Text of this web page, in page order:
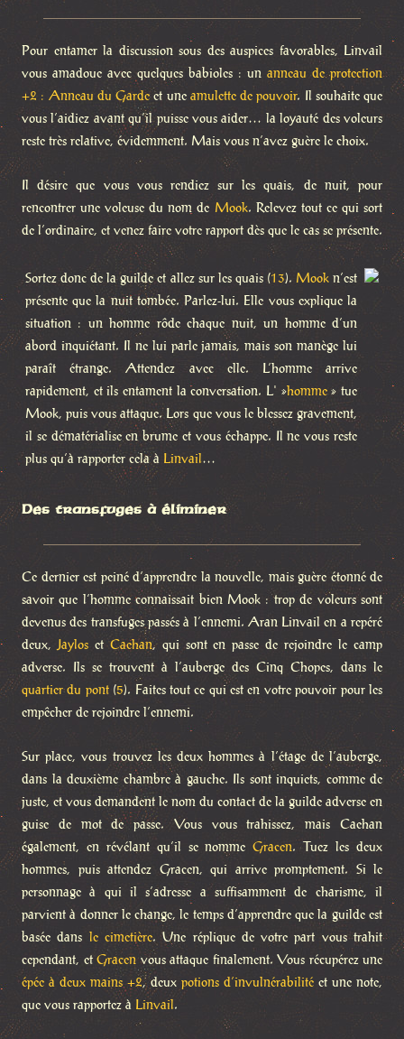
Pour entamer la discussion sous des auspices favorables, Linvail
vous amadoue avec quelques babioles : un anneau de protection
+2 : Anneau du Garde et une amulette de pouvoir. Il souhaite que
vous l’aidiez avant qu’il puisse vous aider… la loyauté des voleurs
reste très relative, évidemment. Mais vous n’avez guère le choix.
Il désire que vous vous rendiez sur les quais, de nuit, pour
rencontrer une voleuse du nom de Mook. Relevez tout ce qui sort
de l’ordinaire, et venez faire votre rapport dès que le cas se présente.
Sortez donc de la guilde et allez sur les quais (13). Mookn’est
présente que la nuit tombée. Parlez-lui. Elle vous explique la
situation : un homme rôde chaque nuit, un homme d’un
abord inquiétant. Il ne lui parle jamais, mais son manège lui
paraît étrange. Attendez avec elle. L’homme arrive
rapidement, et ils entament la conversation. L' »homme» tue
Mook, puis vous attaque. Lors que vous le blessez gravement,
il se dématérialise en brume et vous échappe. Il ne vous reste
plus qu’à rapporter cela à Linvail…
Des transfuges à éliminer
Ce dernier est peiné d’apprendre la nouvelle, mais guère étonné de
savoir que l’homme connaissait bien Mook : trop de voleurs sont
devenus des transfuges passés à l’ennemi. Aran Linvail en a repéré
deux, JaylosetCaehan, qui sont en passe de rejoindre le camp
adverse. Ils se trouvent à l’auberge des Cinq Chopes, dans le
quartier du pont(5). Faites tout ce qui est en votre pouvoir pour les
empêcher de rejoindre l’ennemi.
Sur place, vous trouvez les deux hommes à l’étage de l’auberge,
dans la deuxième chambre à gauche. Ils sont inquiets, comme de
juste, et vous demandent le nom du contact de la guilde adverse en
guise de mot de passe. Vous vous trahissez, mais Caehan
également, en révélant qu’il se nommeGracen. Tuez les deux
hommes, puis attendez Gracen, qui arrive promptement. Si le
personnage à qui il s’adresse a suffisamment de charisme, il
parvient à donner le change, le temps d’apprendre que la guilde est
basée dans le cimetière. Une réplique de votre part vous trahit
cependant, et Gracen vous attaque finalement. Vous récupérez une
épée à deux mains +2, deux potions d’invulnérabilité et une note,
que vous rapportez à Linvail.